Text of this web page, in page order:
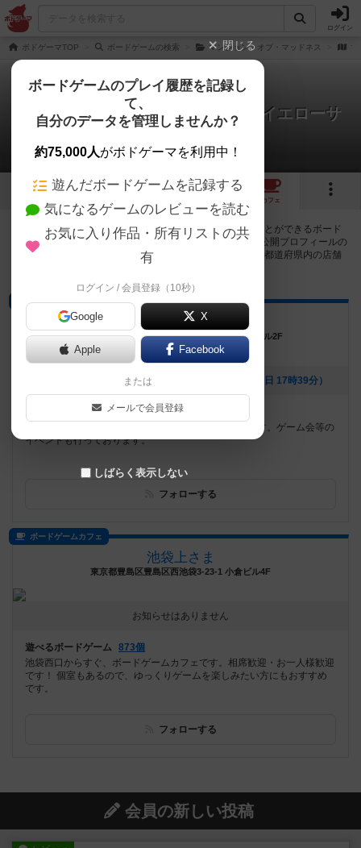
ログイン
ボドゲーマTOP ボードゲームの検索 マンション・オブ・マッドネス マ
マンション・オブ・マッドネス：イエローサ
イン
2店のカフェ/スペースが提供中
1
カフェ
マンション・オブ・マッドネス：イエローサインで遊ぶことができるボード
ゲームカフェ・プレイスペースが2店登録されています。公開プロフィールの
都道府県が設定されたアカウントでログインすると、同じ都道府県内の店舗
プレイスペース
カンティーナ
大阪府大阪市阿倍野区昭和町5-10-2 西田辺ビル2F
[NEW] タイムストーリーズで遊ぼう！（2022年12月14日 17時39分）
遊べるボードゲーム
659個
完全予約制、大人の隠れ家的ボードゲームスペースです。ゲーム会等の
イベントも行っております。
フォローする
ボードゲームカフェ
池袋上さま
東京都豊島区豊島区西池袋3-23-1 小倉ビル4F
お知らせはありません
遊べるボードゲーム 873個
池袋西口からすぐ、ボードゲームカフェです。相席歓迎・お一人様歓迎
です！ 個室もあるので、ゆっくりゲームを楽しみたい方にもおすすめ
です。
フォローする
会員の新しい投稿
閉じる
ボードゲームのプレイ履歴を記録し
て、
自分のデータを管理しませんか？
約75,000人がボドゲーマを利用中！
遊んだボードゲームを記録する
気になるゲームのレビューを読む
お気に入り作品・所有リストの共
有
ログイン / 会員登録（10秒）
Google X
Apple Facebook
または
メールで会員登録
しばらく表示しない